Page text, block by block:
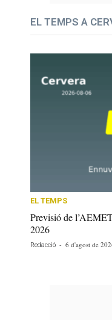
EL TEMPS A
EL TEMPS
Previsió de
2026
Redacció - 6 d'agost de